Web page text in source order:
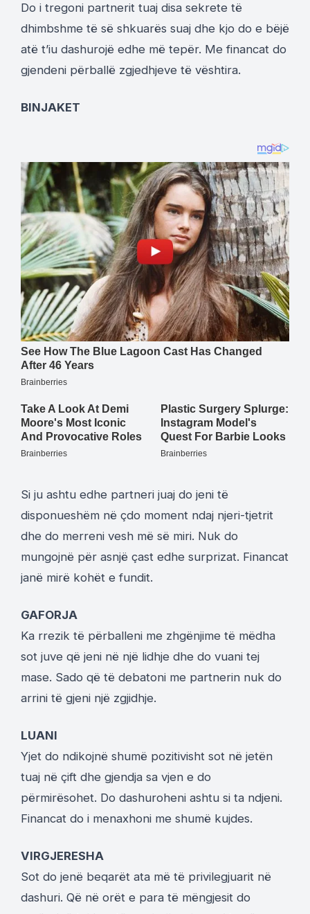
Do i tregoni partnerit tuaj disa sekrete të
dhimbshme të së shkuarës suaj dhe kjo do e bëjë
atë t’iu dashurojë edhe më tepër. Me financat do
gjendeni përballë zgjedhjeve të vështira.
BINJAKET
Si ju ashtu edhe partneri juaj do jeni të
disponueshëm në çdo moment ndaj njeri-tjetrit
dhe do merreni vesh më së miri. Nuk do
mungojnë për asnjë çast edhe surprizat. Financat
janë mirë kohët e fundit.
GAFORJA
Ka rrezik të përballeni me zhgënjime të mëdha
sot juve që jeni në një lidhje dhe do vuani tej
mase. Sado që të debatoni me partnerin nuk do
arrini të gjeni një zgjidhje.
LUANI
Yjet do ndikojnë shumë pozitivisht sot në jetën
tuaj në çift dhe gjendja sa vjen e do
përmirësohet. Do dashuroheni ashtu si ta ndjeni.
Financat do i menaxhoni me shumë kujdes.
VIRGJERESHA
Sot do jenë beqarët ata më të privilegjuarit në
dashuri. Që në orët e para të mëngjesit do